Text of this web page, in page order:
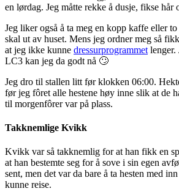
en lørdag. Jeg måtte rekke å dusje, fikse hår
Jeg liker også å ta meg en kopp kaffe eller
skal ut av huset. Mens jeg ordner meg så
at jeg ikke kunne dressurprogrammet lenger.
LC3 kan jeg da godt nå 🙄
Jeg dro til stallen litt før klokken 06:00.
før jeg fôret alle hestene høy inne slik at de
til morgenfôrer var på plass.
Takknemlige Kvikk
Kvikk var så takknemlig for at han fikk en
at han bestemte seg for å sove i sin egen
sent, men det var da bare å ta hesten med
kunne reise.